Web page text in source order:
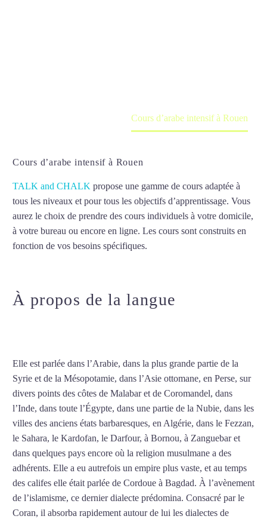
Cours d’arabe intensif à Rouen
Cours d’arabe intensif à Rouen
TALK and CHALK propose une gamme de cours adaptée à
tous les niveaux et pour tous les objectifs d’apprentissage. Vous
aurez le choix de prendre des cours individuels à votre domicile,
à votre bureau ou encore en ligne. Les cours sont construits en
fonction de vos besoins spécifiques.
À propos de la langue
Elle est parlée dans l’Arabie, dans la plus grande partie de la
Syrie et de la Mésopotamie, dans l’Asie ottomane, en Perse, sur
divers points des côtes de Malabar et de Coromandel, dans
l’Inde, dans toute l’Égypte, dans une partie de la Nubie, dans les
villes des anciens états barbaresques, en Algérie, dans le Fezzan,
le Sahara, le Kardofan, le Darfour, à Bornou, à Zanguebar et
dans quelques pays encore où la religion musulmane a des
adhérents. Elle a eu autrefois un empire plus vaste, et au temps
des califes elle était parlée de Cordoue à Bagdad. À l’avènement
de l’islamisme, ce dernier dialecte prédomina. Consacré par le
Coran, il absorba rapidement autour de lui les dialectes de